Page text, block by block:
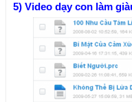
5) Video dạy con làm